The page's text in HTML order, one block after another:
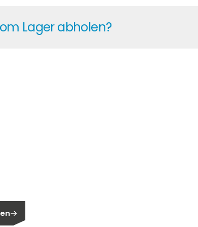
Lager abholen?